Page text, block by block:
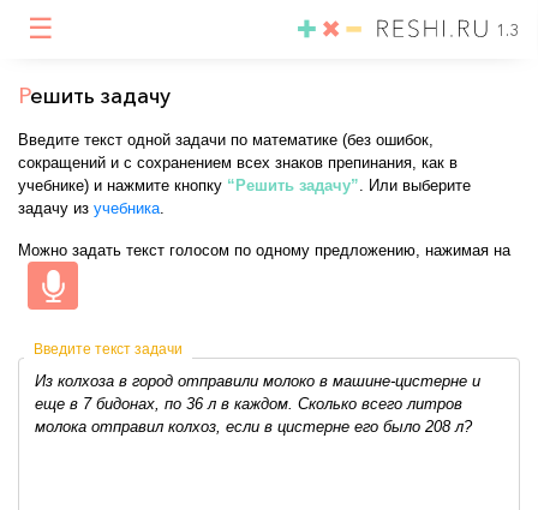
☰ 1.3
Решить задачу
Введите текст одной задачи по математике (без ошибок,
сокращений и с сохранением всех знаков препинания, как в
учебнике) и нажмите кнопку “Решить задачу”. Или выберите
задачу из учебника.
Можно задать текст голосом по одному предложению, нажимая на
Введите текст задачи